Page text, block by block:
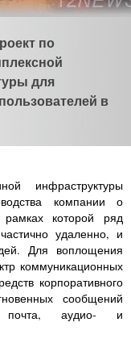
по
для
в
инфраструктуры
компании о
которой ряд
удаленно, и
Для воплощения
коммуникационных
корпоративного
сообщений
почта, аудио- и